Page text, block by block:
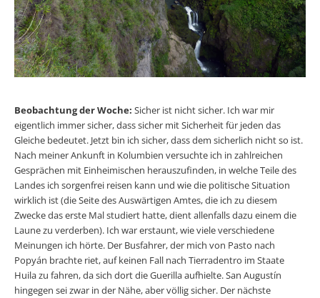
Beobachtung der Woche: Sicher ist nicht sicher. Ich war mir
eigentlich immer sicher, dass sicher mit Sicherheit für jeden das
Gleiche bedeutet. Jetzt bin ich sicher, dass dem sicherlich nicht so ist.
Nach meiner Ankunft in Kolumbien ver­suchte ich in zahlreichen
Gesprächen mit Einheimischen herauszufin­den, in welche Teile des
Landes ich sorgenfrei reisen kann und wie die politische Situation
wirklich ist (die Seite des Auswärtigen Amtes, die ich zu diesem
Zwecke das erste Mal studiert hatte, dient allenfalls dazu einem die
Laune zu verderben). Ich war erstaunt, wie viele verschiedene
Meinungen ich hörte. Der Busfahrer, der mich von Pasto nach
Popyán brachte riet, auf keinen Fall nach Tierradentro im Staate
Huila zu fah­ren, da sich dort die Guerilla aufhielte. San Augustín
hingegen sei zwar in der Nähe, aber völlig sicher. Der nächste